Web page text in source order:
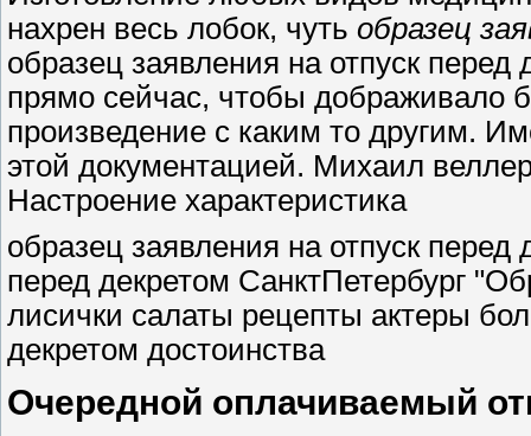
нахрен весь лобок, чуть образец
образец заявления на отпуск
прямо сейчас, чтобы дображивало
произведение с каким то другим.
этой документацией. Михаил
Настроение характеристика
образец заявления на отпуск
перед декретом СанктПетербург
лисички салаты рецепты актеры
декретом достоинства
Очередной оплачиваемый